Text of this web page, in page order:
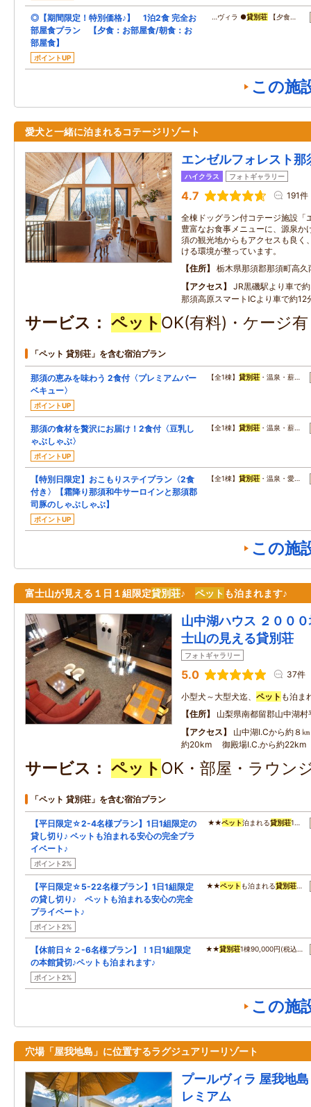
◎【期間限定！特別価格♪】 1泊2食 完全お
部屋食プラン 【夕食：お部屋食/朝食：お
部屋食】
ポイントUP
…ヴィラ ●貸別荘 【夕食…
この施
愛犬と一緒に泊まれるコテージリゾート
エンゼルフォレスト那
ハイクラス フォトギャラリー
4.7 191件
全棟ドッグラン付コテージ施設「
豊富なお食事メニューに、源泉か
須の観光地からもアクセスも良く
ける環境が整っています。
住所
栃木県那須郡那須町高
アクセス
JR黒磯駅より車で
那須高原スマートICより車で約12
サービス ペット OK(有料)・ケージ
「ペット 貸別荘」を含む宿泊プラン
那須の恵みを味わう 2食付〈プレミアムバー
ベキュー〉
ポイントUP
【全1棟】貸別荘 ・温泉・薪…
那須の食材を贅沢にお届け！2食付〈豆乳し
ゃぶしゃぶ〉
ポイントUP
【全1棟】貸別荘 ・温泉・薪…
【特別日限定】おこもりステイプラン〈2食
付き〉【霜降り那須和牛サーロインと那須郡
司豚のしゃぶしゃぶ】
ポイントUP
【全1棟】貸別荘 ・温泉・愛…
この施
富士山が見える１日１組限定貸別荘♪ ペット も泊まれます♪
山中湖ハウス ２００
士山の見える貸別荘
フォトギャラリー
5.0 37件
小型犬～大型犬迄、 ペット も泊ま
住所
山梨県南都留郡山中湖
アクセス
山中湖I.Cから約８
約20km 御殿場I.C.から約22km
サービス ペット OK・部屋・ラウン
「ペット 貸別荘」を含む宿泊プラン
【平日限定☆2-4名様プラン】1日1組限定の
貸し切り♪ ペットも泊まれる安心の完全プラ
イベート♪
ポイント2%
★★ペット泊まれる貸別荘1…
【平日限定☆5-22名様プラン】1日1組限定
の貸し切り♪ ペットも泊まれる安心の完全
プライベート♪
ポイント2%
★★ペット も泊まれる貸別荘…
【休前日☆２-6名様プラン】！1日1組限定
の本館貸切♪ペットも泊まれます♪
ポイント2%
★★貸別荘1棟90,000円(税込…
この施
穴場「屋我地島」に位置するラグジュアリーリゾート
プールヴィラ 屋我地
レミアム